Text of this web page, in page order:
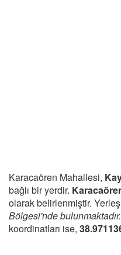
Karacaören Mahallesi,
bağlı bir yerdir.
olarak belirlenmiştir.
Bölgesi'nde bulunmaktadır.
koordinatları ise,